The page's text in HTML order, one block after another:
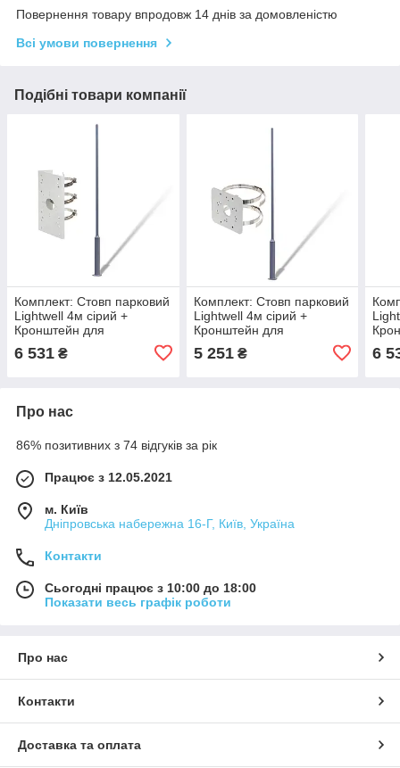
Повернення товару впродовж 14 днів за домовленістю
Всі умови повернення
Подібні товари компанії
Комплект: Стовп парковий
Lightwell 4м сірий +
Кронштейн для
Dahua DS-1275ZJ-SUS
6 531 ₴
Комплект: Стовп парковий
Lightwell 4м сірий +
Кронштейн для
Dahua PFA152-E
5 251₴ 6
Про нас
86% позитивних з 74 відгуків за рік
Працює з 12.05.2021
м. Київ
Дніпровська набережна 16-Г, Київ, Україна
Контакти
Сьогодні працює з 10:00 до 18:00
Показати весь графік роботи
Про нас
Контакти
Доставка та оплата